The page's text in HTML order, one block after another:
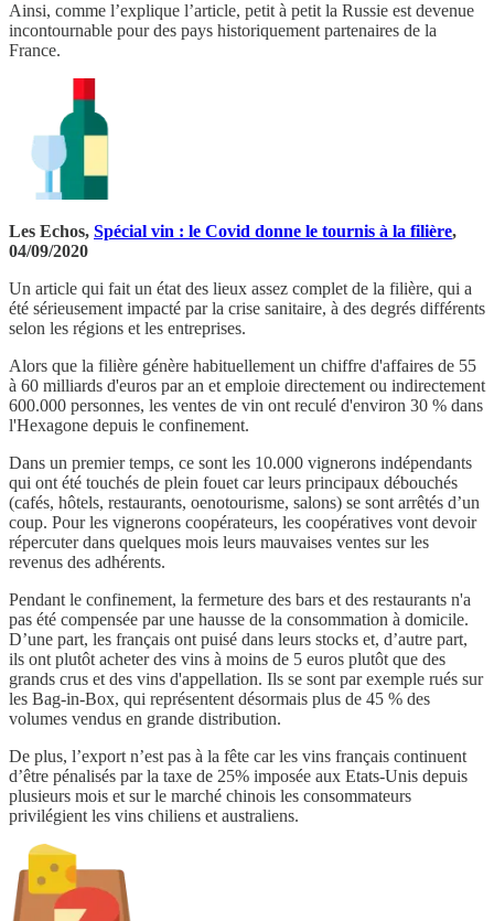
Ainsi, comme l’explique l’article, petit à petit la Russie est devenue
incontournable pour des pays historiquement partenaires de la
France.
Les Echos, Spécial vin : le Covid donne le tournis à la filière,
04/09/2020
Un article qui fait un état des lieux assez complet de la filière, qui a
été sérieusement impacté par la crise sanitaire, à des degrés différents
selon les régions et les entreprises.
Alors que la filière génère habituellement un chiffre d'affaires de 55
à 60 milliards d'euros par an et emploie directement ou indirectement
600.000 personnes, les ventes de vin ont reculé d'environ 30 % dans
l'Hexagone depuis le confinement.
Dans un premier temps, ce sont les 10.000 vignerons indépendants
qui ont été touchés de plein fouet car leurs principaux débouchés
(cafés, hôtels, restaurants, oenotourisme, salons) se sont arrêtés d’un
coup. Pour les vignerons coopérateurs, les coopératives vont devoir
répercuter dans quelques mois leurs mauvaises ventes sur les
revenus des adhérents.
Pendant le confinement, la fermeture des bars et des restaurants n'a
pas été compensée par une hausse de la consommation à domicile.
D’une part, les français ont puisé dans leurs stocks et, d’autre part,
ils ont plutôt acheter des vins à moins de 5 euros plutôt que des
grands crus et des vins d'appellation. Ils se sont par exemple rués sur
les Bag-in-Box, qui représentent désormais plus de 45 % des
volumes vendus en grande distribution.
De plus, l’export n’est pas à la fête car les vins français continuent
d’être pénalisés par la taxe de 25% imposée aux Etats-Unis depuis
plusieurs mois et sur le marché chinois les consommateurs
privilégient les vins chiliens et australiens.